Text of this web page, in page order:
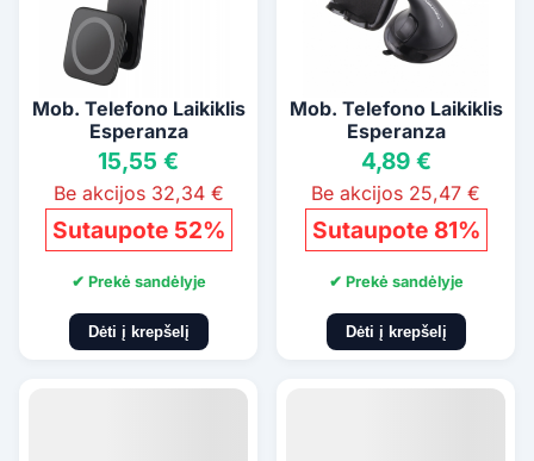
Mob. Telefono Laikiklis
Esperanza
15,55 €
Be akcijos 32,34 €
Sutaupote 52%
✔ Prekė sandėlyje
Dėti į krepšelį
Mob. Telefono Laikiklis
Esperanza
4,89 €
Be akcijos 25,47 €
Sutaupote 81%
✔ Prekė sandėlyje
Dėti į krepšelį